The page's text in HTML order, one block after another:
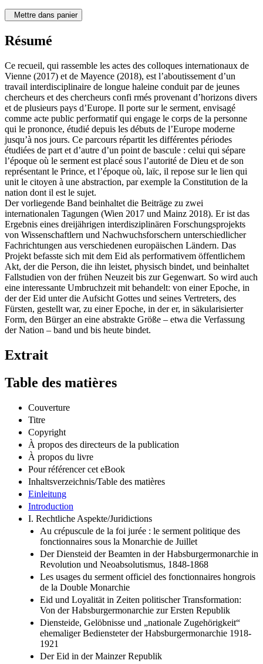
Mettre dans panier
Résumé
Ce recueil, qui rassemble les actes des colloques internationaux de
Vienne (2017) et de Mayence (2018), est l’aboutissement d’un
travail interdisciplinaire de longue haleine conduit par de jeunes
chercheurs et des chercheurs confi rmés provenant d’horizons divers
et de plusieurs pays d’Europe. Il porte sur le serment, envisagé
comme acte public performatif qui engage le corps de la personne
qui le prononce, étudié depuis les débuts de l’Europe moderne
jusqu’à nos jours. Ce parcours répartit les différentes périodes
étudiées de part et d’autre d’un point de bascule : celui qui sépare
l’époque où le serment est placé sous l’autorité de Dieu et de son
représentant le Prince, et l’époque où, laïc, il repose sur le lien qui
unit le citoyen à une abstraction, par exemple la Constitution de la
nation dont il est le sujet.
Der vorliegende Band beinhaltet die Beiträge zu zwei
internationalen Tagungen (Wien 2017 und Mainz 2018). Er ist das
Ergebnis eines dreijährigen interdisziplinären Forschungsprojekts
von Wissenschaftlern und Nachwuchsforschern unterschiedlicher
Fachrichtungen aus verschiedenen europäischen Ländern. Das
Projekt befasste sich mit dem Eid als performativem öffentlichem
Akt, der die Person, die ihn leistet, physisch bindet, und beinhaltet
Fallstudien von der frühen Neuzeit bis zur Gegenwart. So wird auch
eine interessante Umbruchzeit mit behandelt: von einer Epoche, in
der der Eid unter die Aufsicht Gottes und seines Vertreters, des
Fürsten, gestellt war, zu einer Epoche, in der er, in säkularisierter
Form, den Bürger an eine abstrakte Größe – etwa die Verfassung
der Nation – band und bis heute bindet.
Extrait
Table des matières
Couverture
Titre
Copyright
À propos des directeurs de la publication
À propos du livre
Pour référencer cet eBook
Inhaltsverzeichnis/Table des matières
Einleitung
Introduction
I. Rechtliche Aspekte/Juridictions
Au crépuscule de la foi jurée : le serment politique des
fonctionnaires sous la Monarchie de Juillet
Der Diensteid der Beamten in der Habsburgermonarchie in
Revolution und Neoabsolutismus, 1848-1868
Les usages du serment officiel des fonctionnaires hongrois
de la Double Monarchie
Eid und Loyalität in Zeiten politischer Transformation:
Von der Habsburgermonarchie zur Ersten Republik
Diensteide, Gelöbnisse und „nationale Zugehörigkeit“
ehemaliger Bediensteter der Habsburgermonarchie 1918-
1921
Der Eid in der Mainzer Republik